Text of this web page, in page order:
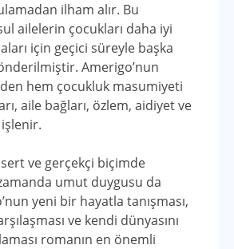
ilham alır. Bu
ailelerin çocukları daha iyi
için geçici süreyle başka
Amerigo’nun
hem çocukluk masumiyeti
aile bağları, özlem, aidiyet ve
ve gerçekçi biçimde
umut duygusu da
yeni bir hayatla tanışması,
ve kendi dünyasını
romanın en önemli